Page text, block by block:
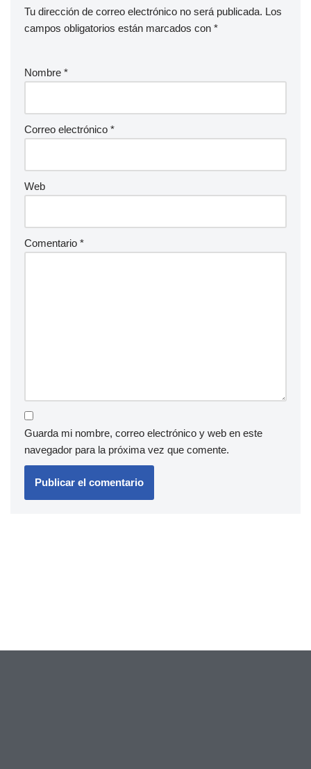
Tu dirección de correo electrónico no será publicada. Los
campos obligatorios están marcados con *
Nombre *
Correo electrónico *
Web
Comentario *
Guarda mi nombre, correo electrónico y web en este
navegador para la próxima vez que comente.